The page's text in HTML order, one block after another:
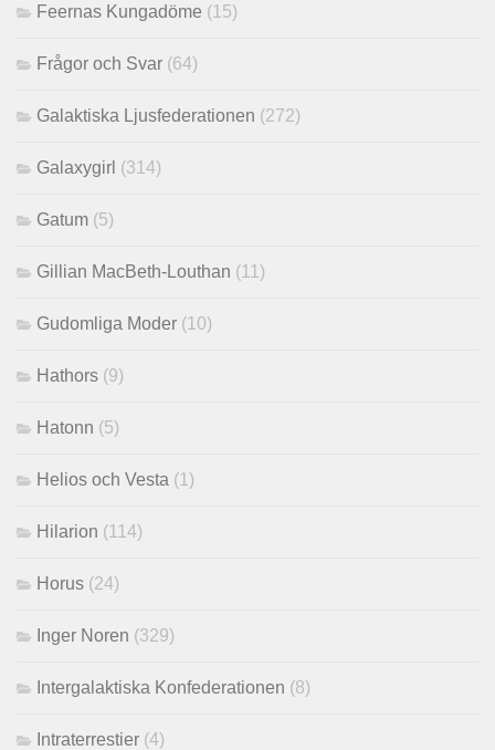
Feernas Kungadöme (15)
Frågor och Svar (64)
Galaktiska Ljusfederationen (272)
Galaxygirl (314)
Gatum (5)
Gillian MacBeth-Louthan (11)
Gudomliga Moder (10)
Hathors (9)
Hatonn (5)
Helios och Vesta (1)
Hilarion (114)
Horus (24)
Inger Noren (329)
Intergalaktiska Konfederationen (8)
Intraterrestier (4)